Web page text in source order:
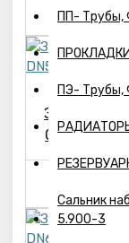
ПП- Трубы,
ПЭ- Трубы,
Сальник
5.900-3
Затвор
09 DN50